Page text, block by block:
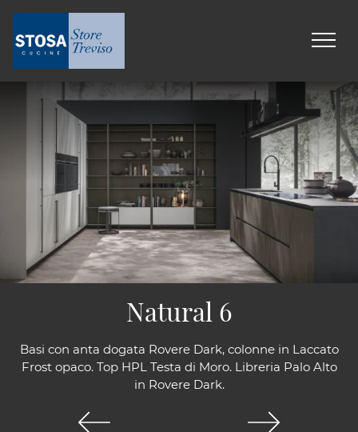
Basi con anta dogata Rovere Dark, colonne in Laccato
Frost opaco. Top HPL Testa di Moro. Libreria Palo Alto
in Rovere Dark.
Natural 6